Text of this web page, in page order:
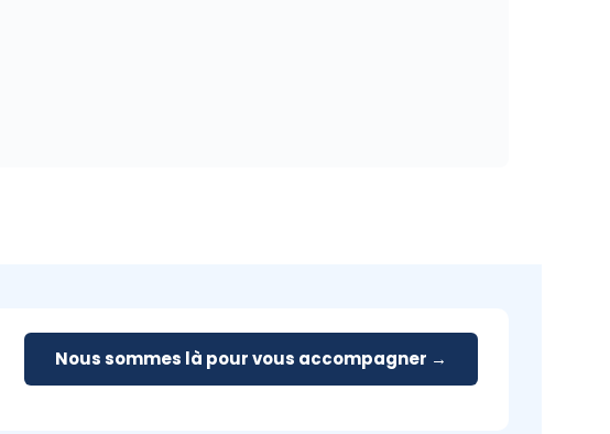
Nous sommes là pour vous accompagner →